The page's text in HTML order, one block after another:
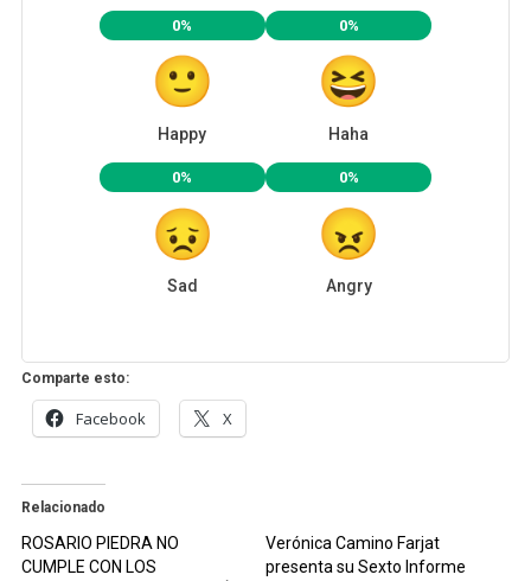
0%
Happy
0%
Haha
0%
Sad
0%
Angry
Comparte esto:
Facebook X
Relacionado
ROSARIO PIEDRA NO
CUMPLE CON LOS
Verónica Camino Farjat
presenta su Sexto Informe